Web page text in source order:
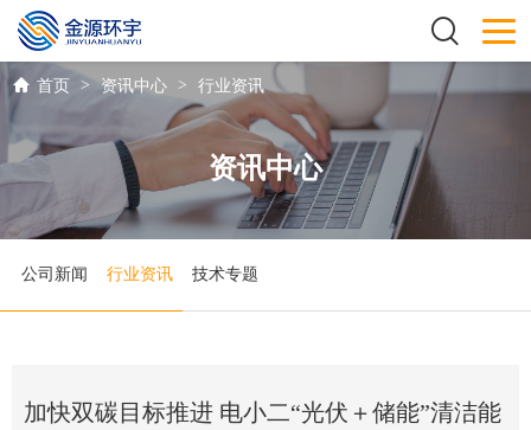
资讯中心
首页 > 资讯中心 > 行业资讯
公司新闻 行业资讯 技术专题
加快双碳目标推进 电小二“光伏＋储能”清洁能